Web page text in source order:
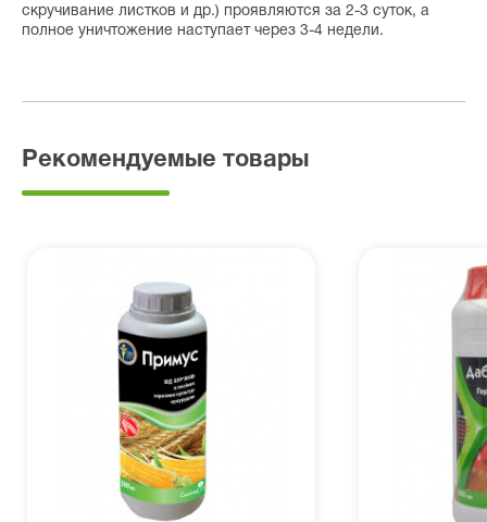
скручивание листков и др.) проявляются за 2-3 суток, а
полное уничтожение наступает через 3-4 недели.
Рекомендуемые товары